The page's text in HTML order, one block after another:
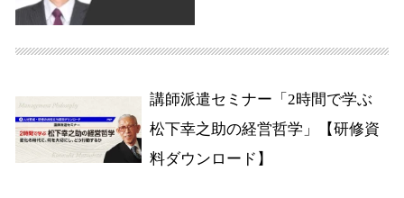
講師派遣セミナー「2時間で学ぶ
松下幸之助の経営哲学」【研修資
料ダウンロード】